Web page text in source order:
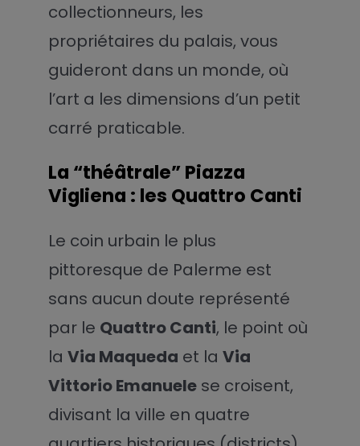
collectionneurs, les
propriétaires du palais, vous
guideront dans un monde, où
l’art a les dimensions d’un petit
carré praticable.
La “théâtrale” Piazza
Vigliena : les Quattro Canti
Le coin urbain le plus
pittoresque de Palerme est
sans aucun doute représenté
par le Quattro Canti, le point où
la Via Maqueda et la Via
Vittorio Emanuelese croisent,
divisant la ville en quatre